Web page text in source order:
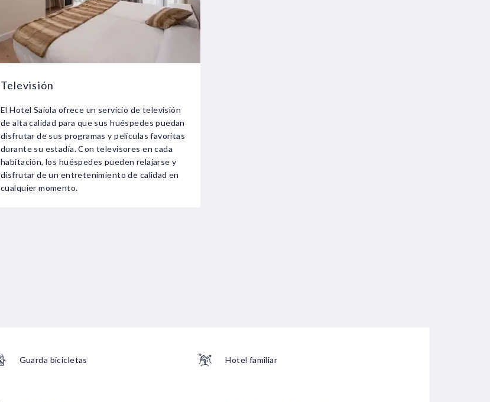
Televisión
El Hotel Saiola ofrece un servicio de televisión
de alta calidad para que sus huéspedes puedan
disfrutar de sus programas y películas favoritas
durante su estadía. Con televisores en cada
habitación, los huéspedes pueden relajarse y
disfrutar de un entretenimiento de calidad en
cualquier momento.
Guarda bicicletas Hotel familiar